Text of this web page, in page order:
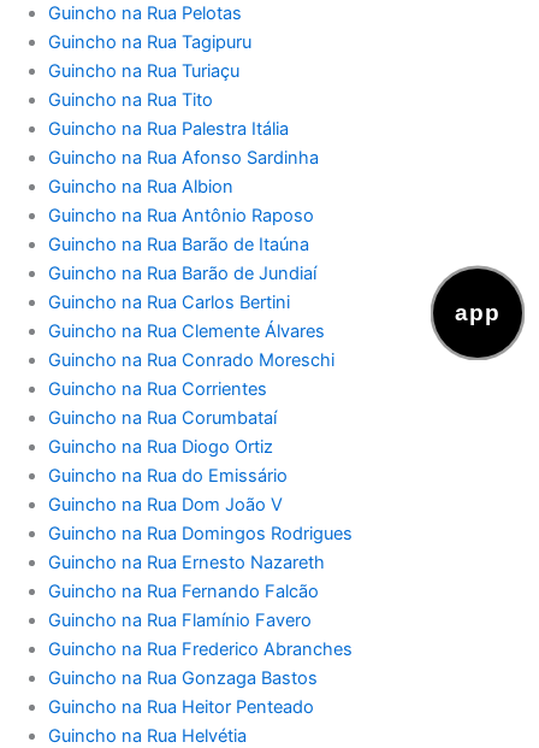
app
Guincho na Rua Pelotas
Guincho na Rua Tagipuru
Guincho na Rua Turiaçu
Guincho na Rua Tito
Guincho na Rua Palestra Itália
Guincho na Rua Afonso Sardinha
Guincho na Rua Albion
Guincho na Rua Antônio Raposo
Guincho na Rua Barão de Itaúna
Guincho na Rua Barão de Jundiaí
Guincho na Rua Carlos Bertini
Guincho na Rua Clemente Álvares
Guincho na Rua Conrado Moreschi
Guincho na Rua Corrientes
Guincho na Rua Corumbataí
Guincho na Rua Diogo Ortiz
Guincho na Rua do Emissário
Guincho na Rua Dom João V
Guincho na Rua Domingos Rodrigues
Guincho na Rua Ernesto Nazareth
Guincho na Rua Fernando Falcão
Guincho na Rua Flamínio Favero
Guincho na Rua Frederico Abranches
Guincho na Rua Gonzaga Bastos
Guincho na Rua Heitor Penteado
Guincho na Rua Helvétia